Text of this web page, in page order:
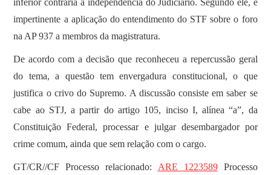
inferior contraria a independência do Judiciário. Segundo ele, é
impertinente a aplicação do entendimento do STF sobre o foro
na AP 937 a membros da magistratura.
De acordo com a decisão que reconheceu a repercussão geral
do tema, a questão tem envergadura constitucional, o que
justifica o crivo do Supremo. A discussão consiste em saber se
cabe ao STJ, a partir do artigo 105, inciso I, alínea “a”, da
Constituição Federal, processar e julgar desembargador por
crime comum, ainda que sem relação com o cargo.
GT/CR//CF Processo relacionado: ARE 1223589Processo